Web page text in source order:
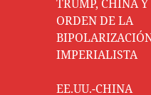
TRUMP, CHINA
ORDEN DE LA
IMPERIALISTA
EE.UU.-CHINA